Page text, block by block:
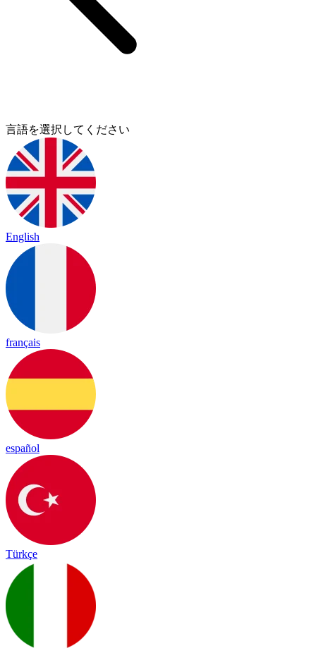
言語を選択してください
English
français
español
Türkçe